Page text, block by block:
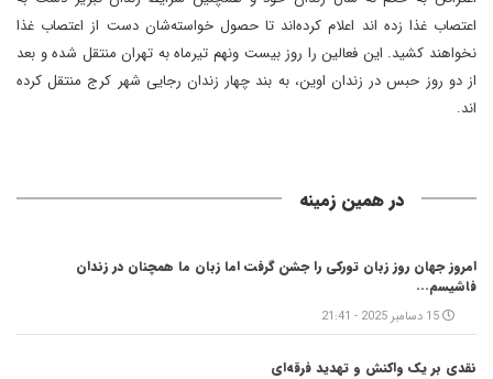
اعتصاب غذا زده اند اعلام کرده‌اند تا حصول خواسته‌شان دست از اعتصاب غذا
نخواهند کشید. این فعالین را روز بیست ونهم تیرماه به تهران منتقل شده و بعد
از دو روز حبس در زندان اوین، به بند چهار زندان رجایی شهر کرج منتقل کرده
اند.
در همین زمینه
امروز جهان روز زبان تورکی را جشن گرفت اما زبان ما همچنان در زندان
فاشیسم...
15 دسامبر 2025 - 21:41
نقدی بر یک واکنش و‌ تهدید فرقه‌ای